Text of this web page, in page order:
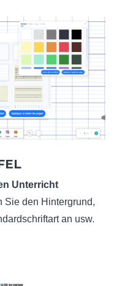
Unterricht
Sie den Hintergrund,
an usw.